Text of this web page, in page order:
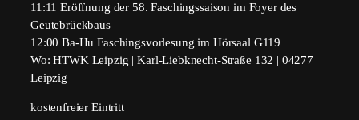
11:11 Eröffnung der 58. Faschingssaison im Foyer des
Geutebrückbaus
12:00 Ba-Hu Faschingsvorlesung im Hörsaal G119
Wo: HTWK Leipzig | Karl-Liebknecht-Straße 132 | 04277
Leipzig
kostenfreier Eintritt